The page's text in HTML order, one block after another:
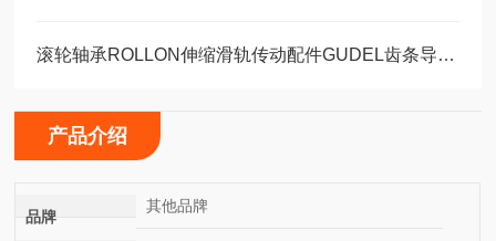
滚轮轴承ROLLON伸缩滑轨传动配件GUDEL齿条导轨福业选购
产品介绍
品牌
其他品牌